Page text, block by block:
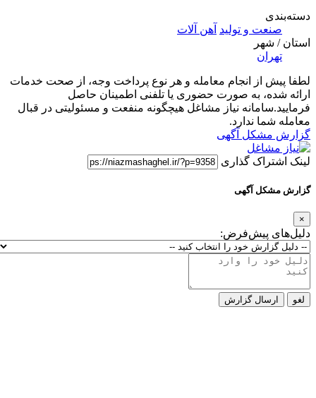
دسته‌بندی
صنعت و تولید
آهن آلات
استان / شهر
تهران
لطفا پیش از انجام معامله و هر نوع پرداخت وجه، از صحت خدمات
ارائه شده، به صورت حضوری یا تلفنی اطمینان حاصل
فرمایید.سامانه نیاز مشاغل هیچگونه منفعت و مسئولیتی در قبال
معامله شما ندارد.
گزارش مشکل آگهی
لینک اشتراک گذاری
گزارش مشکل آگهی
×
دلیل‌های پیش‌فرض:
لغو ارسال گزارش